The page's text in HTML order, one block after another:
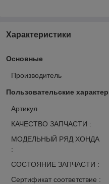
Характеристики
Основные
Производитель
Пользовательские
Артикул
КАЧЕСТВО ЗАПЧАСТИ :
МОДЕЛЬНЫЙ РЯД ХОНДА
:
СОСТОЯНИЕ ЗАПЧАСТИ :
Сертификат соответствие :